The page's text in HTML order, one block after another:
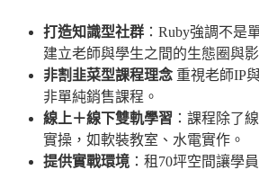
打造知識型社群 ：Ruby強調不是
建立老師與學生之間的生態圈與影
非割韭菜型課程理念 重視老師IP
非單純銷售課程。
線上＋線下雙軌學習 ：課程除了
實操，如軟裝教室、水電實作。
提供實戰環境 ：租70坪空間讓學